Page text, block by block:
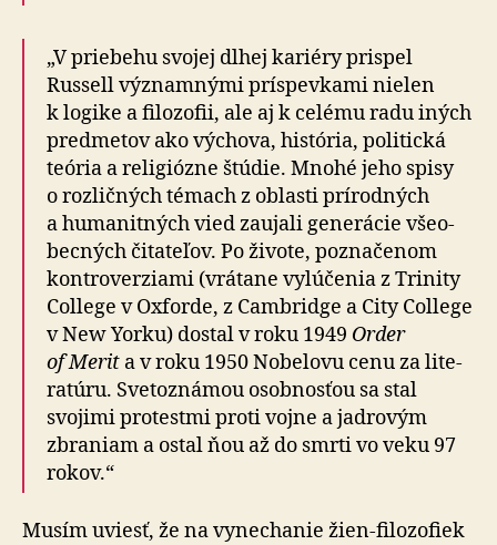
„V priebehu svojej dlhej kariéry prispel
Russell významnými príspevkami nielen
k lo­gike a fi­lo­zo­fii, ale aj k ce­lému radu iných
pred­me­tov ako výchova, história, politická
teória a re­li­giózne štúdie. Mnohé jeho spisy
o roz­lič­ných témach z oblasti prí­rod­ných
a hu­ma­nit­ných vied zaujali ge­ne­rácie vše­o­
becných či­ta­te­ľov. Po ži­vote, pozna­če­nom
kontro­verziami (vrátane vylú­čenia z Tri­nity
College v Oxforde, z Cambridge a City College
v New Yorku) dostal v roku 1949 Order
of Merit a v roku 1950 Nobelovu cenu za li­te­
ra­túru. Sveto­známou osob­nosťou sa stal
svojimi pro­testmi proti vojne a jad­rovým
zbraniam a ostal ňou až do smrti vo veku 97
rokov.“
Musím uviesť, že na vynechanie žien-filo­zo­fiek